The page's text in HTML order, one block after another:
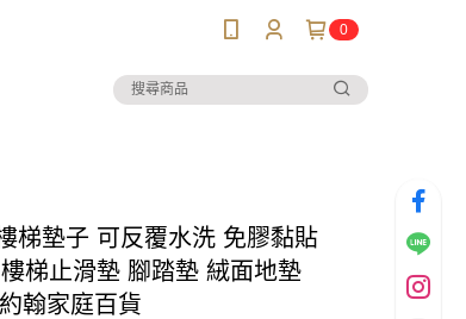
0
梯墊子 可反覆水洗 免膠黏貼
梯止滑墊 腳踏墊 絨面地墊
翰家庭百貨